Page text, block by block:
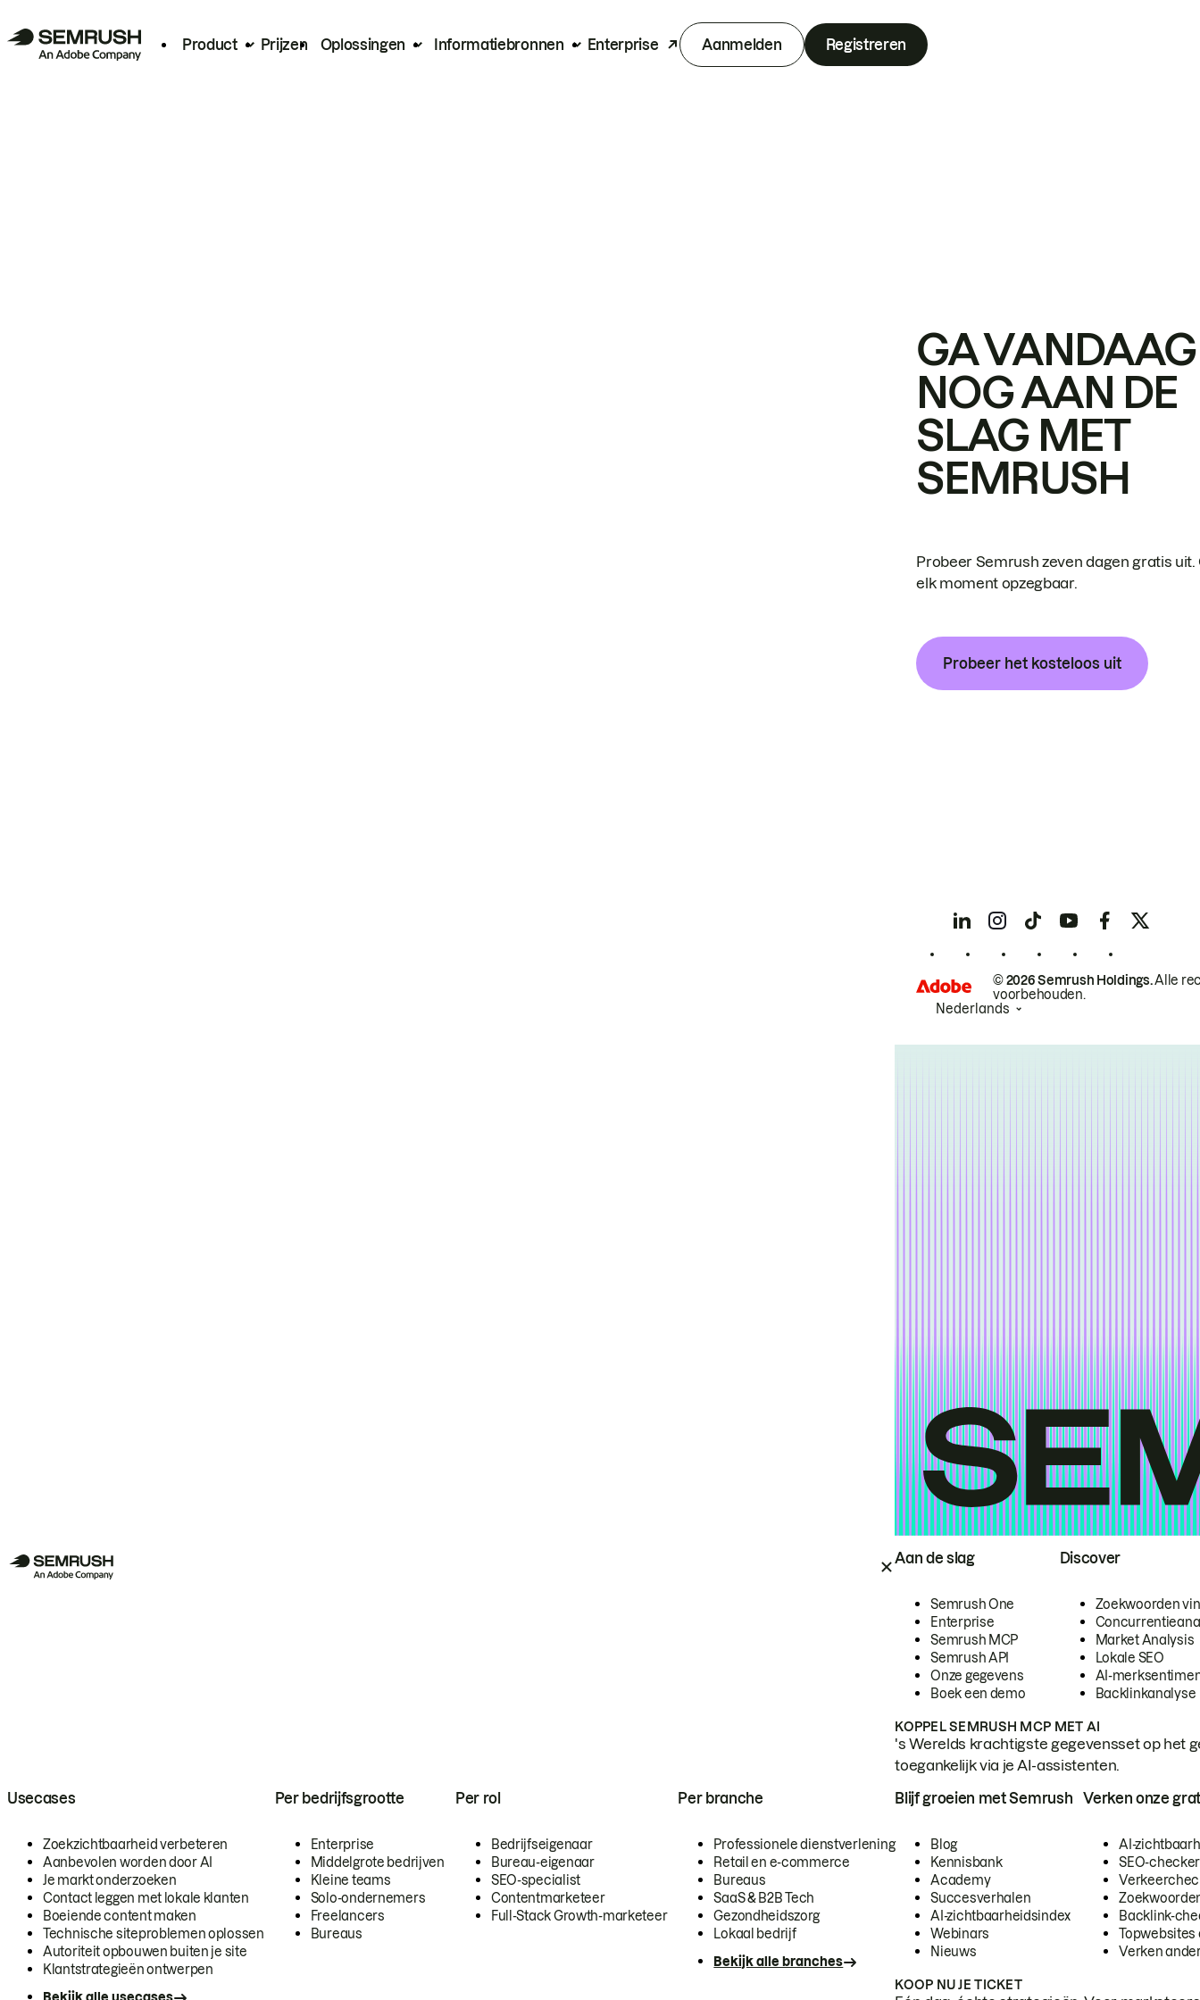
Product Prijzen Oplossingen Informatiebronnen Enterprise Aanmelden Registreren
Aan de slag
Semrush One
Enterprise
Semrush MCP
Semrush API
Onze gegevens
Boek een demo
Discover
Zoekwoorden
Market Analysis
Lokale SEO
AI-
Backlinkanalyse
KOPPEL SEMRUSH MCP MET AI
's Werelds krachtigste gegevensset op het
toegankelijk via je AI-assistenten.
Usecases
Zoekzichtbaarheid verbeteren
Aanbevolen worden door AI
Je markt onderzoeken
Contact leggen met lokale klanten
Boeiende content maken
Technische siteproblemen oplossen
Autoriteit opbouwen buiten je site
Klantstrategieën ontwerpen
Per bedrijfsgrootte
Enterprise
Middelgrote bedrijven
Kleine teams
Solo-ondernemers
Freelancers
Bureaus
Per rol
Bedrijfseigenaar
Bureau-eigenaar
SEO-specialist
Contentmarketeer
Full-Stack Growth-marketeer
Per branche
Professionele dienstverlening
Retail en e-commerce
Bureaus
SaaS & B2B Tech
Gezondheidszorg
Lokaal bedrijf
Bekijk alle branches
Blijf groeien met Semrush
Blog
Kennisbank
Academy
Succesverhalen
AI-zichtbaarheidsindex
Webinars
Nieuws
Verken onze
AI-
SEO-checker
Backlink-
Topwebsites
Verken
KOOP NU JE TICKET
GA VANDAAG
NOG AAN DE
SLAG MET
SEMRUSH
Probeer Semrush zeven dagen gratis uit.
elk moment opzegbaar.
Probeer het kosteloos uit
© 2026 Semrush Holdings.Alle
voorbehouden.
Nederlands